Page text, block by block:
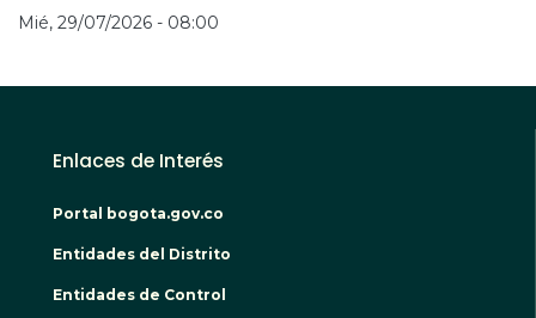
Mié, 29/07/2026 - 08:00
Enlaces de Interés
Portal bogota.gov.co
Entidades del Distrito
Entidades de Control